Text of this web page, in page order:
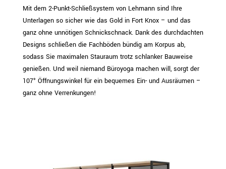
Mit dem 2-Punkt-Schließsystem von Lehmann sind Ihre
Unterlagen so sicher wie das Gold in Fort Knox – und das
ganz ohne unnötigen Schnickschnack. Dank des durchdachten
Designs schließen die Fachböden bündig am Korpus ab,
sodass Sie maximalen Stauraum trotz schlanker Bauweise
genießen. Und weil niemand Büroyoga machen will, sorgt der
107° Öffnungswinkel für ein bequemes Ein- und Ausräumen –
ganz ohne Verrenkungen!